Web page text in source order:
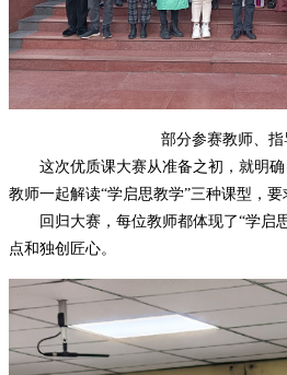
部分参赛教师、
这次优质课大赛从准备之初，就明
教师一起解读“学启思教学”三种课型，要
回归大赛，每位教师都体现了“学启
点和独创匠心。